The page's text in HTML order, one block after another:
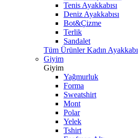
Tenis Ayakkabısı
Deniz Ayakkabısı
Bot&Çizme
Terlik
Sandalet
Tüm Ürünler Kadın Ayakkabı
Giyim
Giyim
Yağmurluk
Forma
Sweatshirt
Mont
Polar
Yelek
Tshirt